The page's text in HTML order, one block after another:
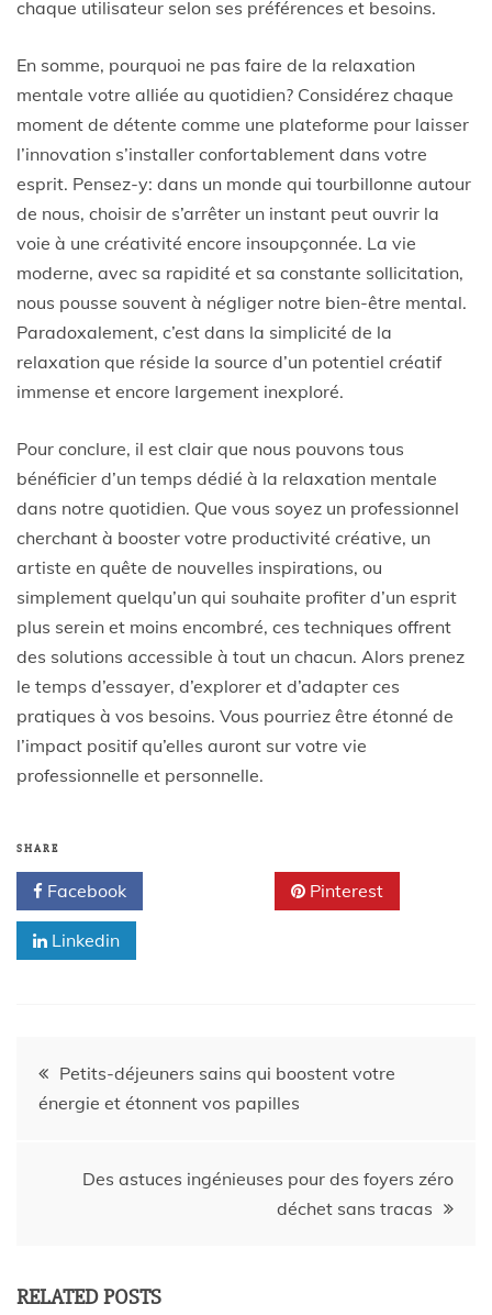
chaque utilisateur selon ses préférences et besoins.
En somme, pourquoi ne pas faire de la relaxation
mentale votre alliée au quotidien? Considérez chaque
moment de détente comme une plateforme pour laisser
l’innovation s’installer confortablement dans votre
esprit. Pensez-y: dans un monde qui tourbillonne autour
de nous, choisir de s’arrêter un instant peut ouvrir la
voie à une créativité encore insoupçonnée. La vie
moderne, avec sa rapidité et sa constante sollicitation,
nous pousse souvent à négliger notre bien-être mental.
Paradoxalement, c’est dans la simplicité de la
relaxation que réside la source d’un potentiel créatif
immense et encore largement inexploré.
Pour conclure, il est clair que nous pouvons tous
bénéficier d’un temps dédié à la relaxation mentale
dans notre quotidien. Que vous soyez un professionnel
cherchant à booster votre productivité créative, un
artiste en quête de nouvelles inspirations, ou
simplement quelqu’un qui souhaite profiter d’un esprit
plus serein et moins encombré, ces techniques offrent
des solutions accessible à tout un chacun. Alors prenez
le temps d’essayer, d’explorer et d’adapter ces
pratiques à vos besoins. Vous pourriez être étonné de
l’impact positif qu’elles auront sur votre vie
professionnelle et personnelle.
SHARE
Facebook Pinterest
Linkedin
Petits-déjeuners sains qui boostent votre
énergie et étonnent vos papilles
Des astuces ingénieuses pour des foyers zéro
déchet sans tracas
RELATED POSTS